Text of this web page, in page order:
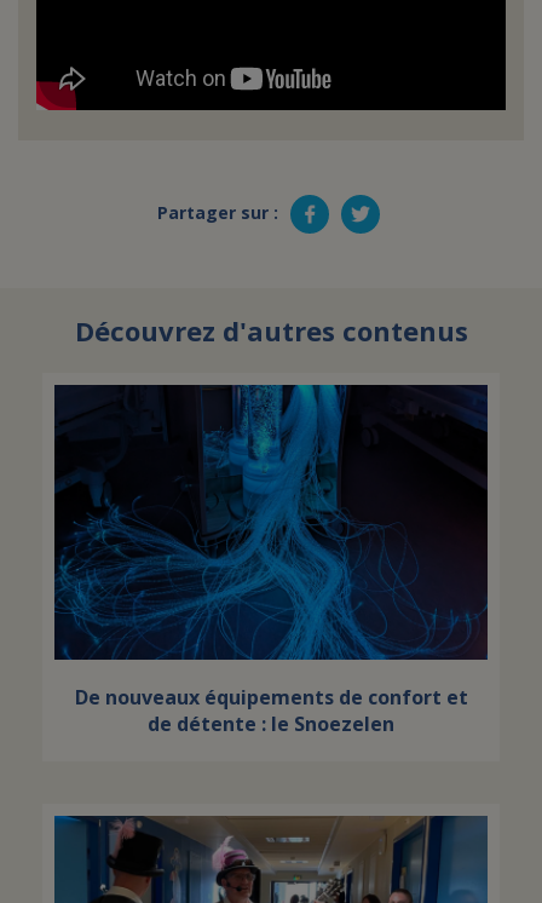
Partager sur :
Découvrez d'autres contenus
De nouveaux équipements de confort et
de détente : le Snoezelen